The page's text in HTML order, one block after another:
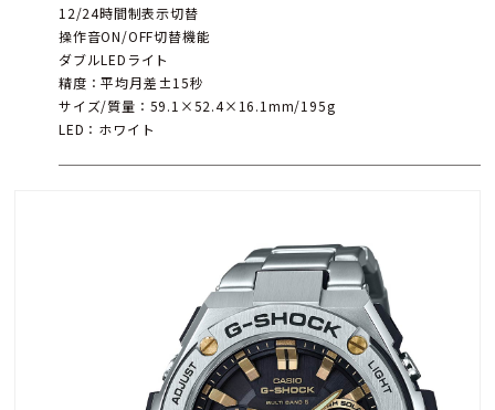
12/24時間制表示切替
操作音ON/OFF切替機能
ダブルLEDライト
精度：平均月差±15秒
サイズ/質量：59.1×52.4×16.1mm/195g
LED：ホワイト